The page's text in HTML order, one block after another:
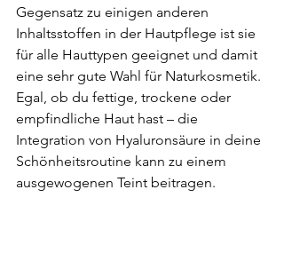
Gegensatz zu einigen anderen
Inhaltsstoffen in der Hautpflege ist sie
für alle Hauttypen geeignet und damit
eine sehr gute Wahl für Naturkosmetik.
Egal, ob du fettige, trockene oder
empfindliche Haut hast – die
Integration von Hyaluronsäure in deine
Schönheitsroutine kann zu einem
ausgewogenen Teint beitragen.